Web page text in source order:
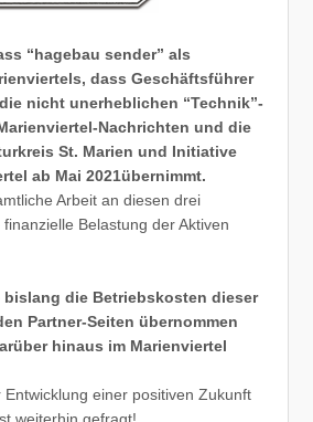
“hagebau sender” als
dass Geschäftsführer
nicht unerheblichen “Technik”-
Nachrichten und die
St. Marien und Initiative
ab Mai 2021übernimmt.
Arbeit an diesen drei
Belastung der Aktiven
bislang die Betriebskosten dieser
Partner-Seiten übernommen
hinaus im Marienviertel
einer positiven Zukunft